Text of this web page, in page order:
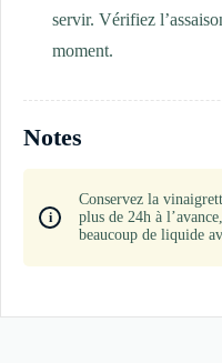
servir. Vérifiez
moment.
Notes
Conservez la
plus de 24h à
beaucoup de liquide